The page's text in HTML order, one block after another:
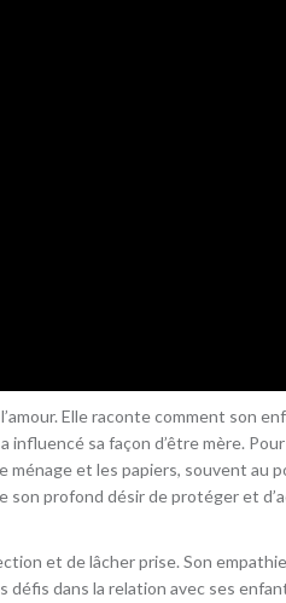
Elle raconte comment son
influencé sa façon d’être mère.
et les papiers, souvent au
profond désir de protéger et
et de lâcher prise. Son
dans la relation avec ses